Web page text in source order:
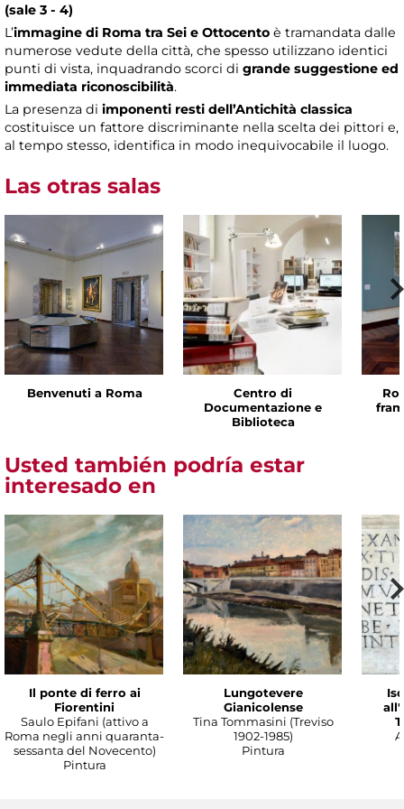
(sale 3 - 4)
L’immagine di Roma tra Sei e Ottocento è tramandata dalle
numerose vedute della città, che spesso utilizzano identici
punti di vista, inquadrando scorci di grande suggestione ed
immediata riconoscibilità.
La presenza di imponenti resti dell’Antichità classica
costituisce un fattore discriminante nella scelta dei pittori e,
al tempo stesso, identifica in modo inequivocabile il luogo.
Las otras salas
Benvenuti a Roma
Centro di
Documentazione e
Biblioteca
Usted también podría estar
interesado en
Il ponte di ferro ai
Fiorentini
Saulo Epifani (attivo a
Roma negli anni quaranta-
sessanta del Novecento)
Pintura
Lungotevere
Gianicolense
Tina Tommasini (Treviso
1902-1985)
Pintura